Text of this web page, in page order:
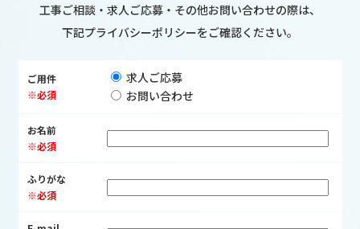
工事ご相談・求人ご応募・その他お問い合わせの際は、
下記プライバシーポリシーをご確認ください。
ご用件
※必須
求人ご応募
お問い合わせ
お名前
※必須
ふりがな
※必須